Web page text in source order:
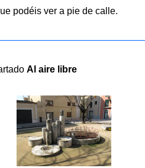
podéis ver a pie de calle.
Al aire libre